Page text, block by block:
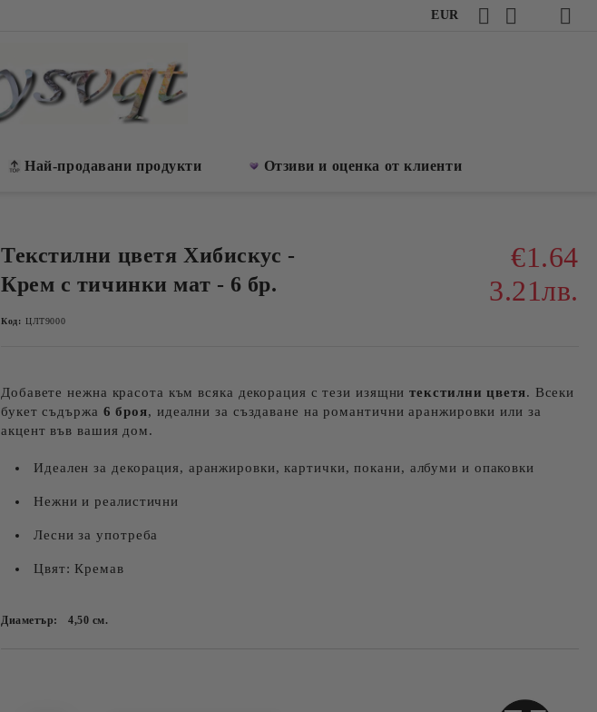
EUR
Най-продавани продукти Отзиви и оценка от клиенти
Текстилни цветя Хибискус -
Крем с тичинки мат - 6 бр.
€1.64
3.21лв.
Код: ЦЛТ9000
Добавете нежна красота към всяка декорация с тези изящнитекстилни цветя. Всеки
букет съдържа 6 броя, идеални за създаване на романтични аранжировки или за
акцент във вашия дом.
Идеален за декорация, аранжировки, картички, покани, албуми и опаковки
Нежни и реалистични
Лесни за употреба
Цвят: Кремав
Диаметър: 4,50 см.